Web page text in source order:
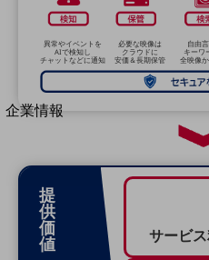
100回線以上のお問い合わせ・お見
別ウィンドウで開きます
企業情報
会社案内TOP
異常やイベントを
AIで検知し
チャットなどに通知
必要な映像は
クラウドに
安価＆長期保管
自由
キーワ
全映像
提
供
価
値 サービ